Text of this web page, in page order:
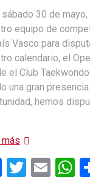
30 de mayo,
equipo de
Vasco para
calendario, el
el Club
una gran
hemos
F T E